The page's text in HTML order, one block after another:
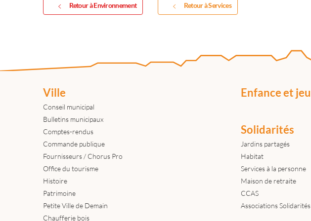
Retour à Environnement Retour à Services
Ville
Conseil municipal
Bulletins municipaux
Comptes-rendus
Commande publique
Fournisseurs / Chorus Pro
Office du tourisme
Histoire
Patrimoine
Petite Ville de Demain
Chaufferie bois
Enfance et
Solidarités
Jardins partagés
Habitat
Services à la personne
Maison de retraite
CCAS
Associations Solidarités